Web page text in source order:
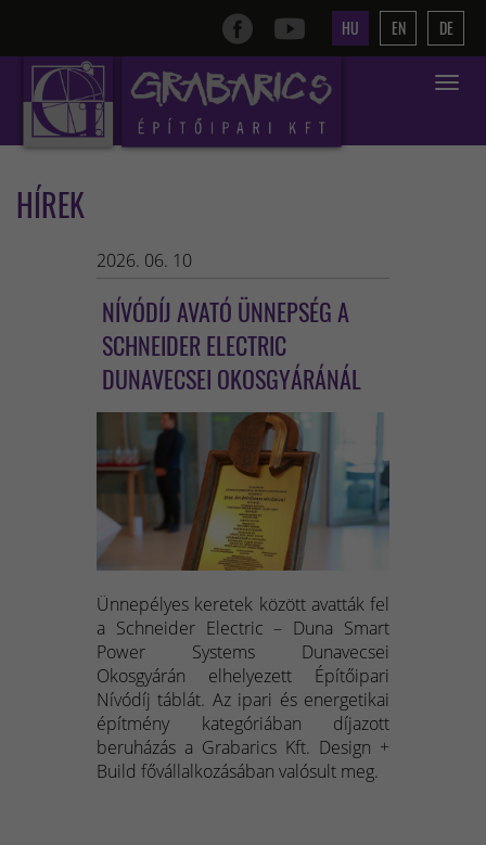
HU EN DE
Toggle
HÍREK
2026. 06. 10
NÍVÓDÍJ AVATÓ ÜNNEPSÉG A
SCHNEIDER ELECTRIC
DUNAVECSEI OKOSGYÁRÁNÁL
Ünnepélyes keretek között avatták fel
a Schneider Electric – Duna Smart
Power Systems Dunavecsei
Okosgyárán elhelyezett Építőipari
Nívódíj táblát. Az ipari és energetikai
építmény kategóriában díjazott
beruházás a Grabarics Kft. Design +
Build fővállalkozásában valósult meg.